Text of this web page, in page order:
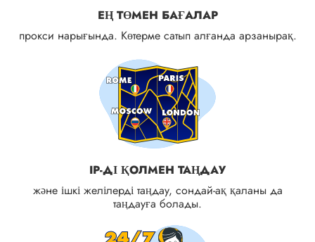
ЕҢ ТӨМЕН БАҒАЛАР
прокси нарығында. Көтерме сатып алғанда арзанырақ.
IP-ДІ ҚОЛМЕН ТАҢДАУ
және ішкі желілерді таңдау, сондай-ақ қаланы да
таңдауға болады.